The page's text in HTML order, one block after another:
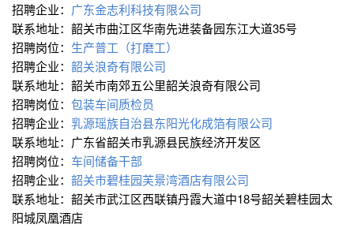
招聘企业： 广东金志利科技有限公司
联系地址：韶关市曲江区华南先进装备园东江大道35号
招聘岗位： 生产普工（打磨工）
招聘企业： 韶关浪奇有限公司
联系地址：韶关市南郊五公里韶关浪奇有限公司
招聘岗位： 包装车间质检员
招聘企业： 乳源瑶族自治县东阳光化成箔有限公司
联系地址：广东省韶关市乳源县民族经济开发区
招聘岗位： 车间储备干部
招聘企业： 韶关市碧桂园芙景湾酒店有限公司
联系地址：韶关市武江区西联镇丹霞大道中18号韶关碧桂园太
阳城凤凰酒店